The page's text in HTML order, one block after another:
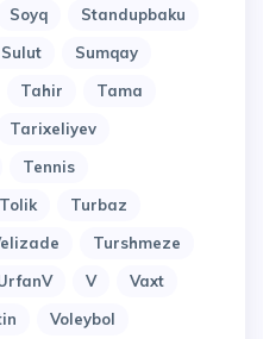
Soyq
Standupbaku
Sulut
Sumqay
Tahir
Tama
Tarixeliyev
Tennis
Tolik
Turbaz
Turshmeze
V
Vaxt
Voleybol